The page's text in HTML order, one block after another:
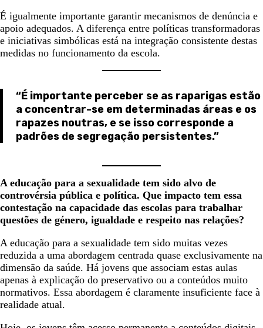
É igualmente importante garantir mecanismos de denúncia e
apoio adequados. A diferença entre políticas transformadoras
e iniciativas simbólicas está na integração consistente destas
medidas no funcionamento da escola.
“É importante perceber se as raparigas estão
a concentrar-se em determinadas áreas e os
rapazes noutras, e se isso corresponde a
padrões de segregação persistentes.”
A educação para a sexualidade tem sido alvo de
controvérsia pública e política. Que impacto tem essa
contestação na capacidade das escolas para trabalhar
questões de género, igualdade e respeito nas relações?
A educação para a sexualidade tem sido muitas vezes
reduzida a uma abordagem centrada quase exclusivamente na
dimensão da saúde. Há jovens que associam estas aulas
apenas à explicação do preservativo ou a conteúdos muito
normativos. Essa abordagem é claramente insuficiente face à
realidade atual.